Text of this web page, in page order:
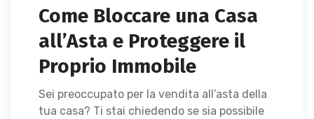
Come Bloccare una Casa
all’Asta e Proteggere il
Proprio Immobile
Sei preoccupato per la vendita all’asta della
tua casa? Ti stai chiedendo se sia possibile